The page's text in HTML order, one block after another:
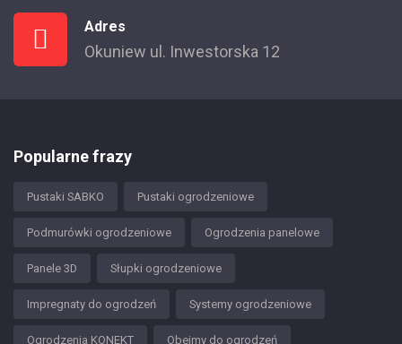
Adres
Okuniew ul. Inwestorska 12
Popularne frazy
Pustaki SABKO Pustaki ogrodzeniowe
Podmurówki ogrodzeniowe Ogrodzenia panelowe
Panele 3D Słupki ogrodzeniowe
Impregnaty do ogrodzeń Systemy ogrodzeniowe
Ogrodzenia KONEKT Obejmy do ogrodzeń